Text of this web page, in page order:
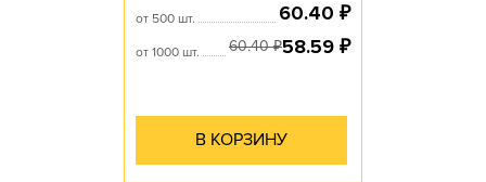
от 500 шт. 60.40 ₽
от 1000 шт. 60.40₽58.59 ₽
В КОРЗИНУ